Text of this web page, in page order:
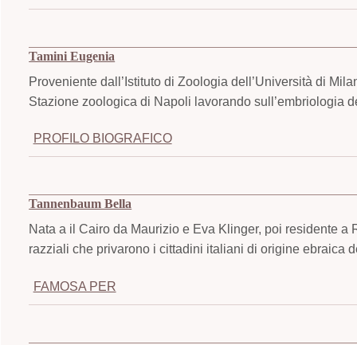
Tamini Eugenia
Proveniente dall’Istituto di Zoologia dell’Università di
Stazione zoologica di Napoli lavorando sull’embriologia
PROFILO BIOGRAFICO
Tannenbaum Bella
Nata a il Cairo da Maurizio e Eva Klinger, poi residente
razziali che privarono i cittadini italiani di origine ebraica
FAMOSA PER